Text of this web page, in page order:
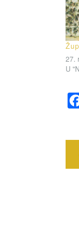
27.
U